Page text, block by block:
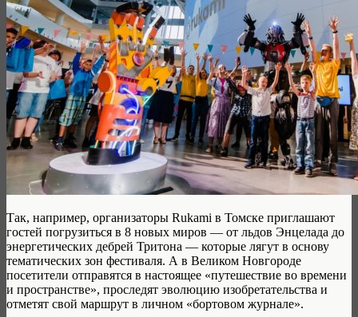
Так, например, организаторы Rukami в Томске приглашают
гостей погрузиться в 8 новых миров — от льдов Энцелада до
энергетических дебрей Тритона — которые лягут в основу
тематических зон фестиваля. А в Великом Новгороде
посетители отправятся в настоящее «путешествие во времени
и пространстве», проследят эволюцию изобретательства и
отметят свой маршрут в личном «бортовом журнале».